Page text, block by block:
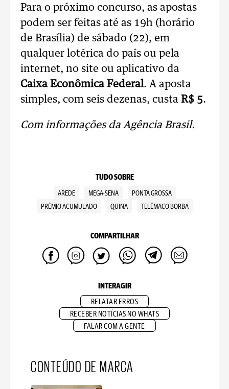
Para o próximo concurso, as apostas
podem ser feitas até as 19h (horário
de Brasília) de sábado (22), em
qualquer lotérica do país ou pela
internet, no site ou aplicativo da
Caixa Econômica Federal. A aposta
simples, com seis dezenas, custa R$ 5.
Com informações da Agência Brasil.
TUDO SOBRE
AREDE MEGA-SENA
PONTA GROSSA
PRÊMIO ACUMULADO
QUINA TELÊMACO BORBA
COMPARTILHAR
INTERAGIR
RELATAR ERROS
RECEBER NOTÍCIAS NO WHATS
FALAR COM A GENTE
CONTEÚDO DE MARCA